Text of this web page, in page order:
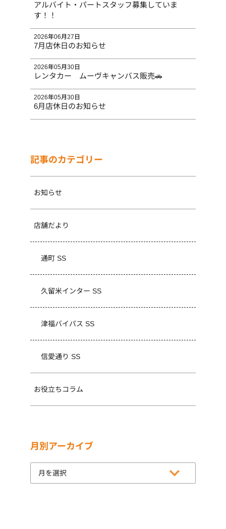
アルバイト・パートスタッフ募集していま
す！！
7月店休日のお知らせ
2026年06月27日
レンタカー ムーヴキャンバス販売🚗
2026年05月30日
6月店休日のお知らせ
2026年05月30日
記事のカテゴリー
お知らせ
店舗だより
通町 SS
久留米インター SS
津福バイパス SS
信愛通り SS
お役立ちコラム
月別アーカイブ